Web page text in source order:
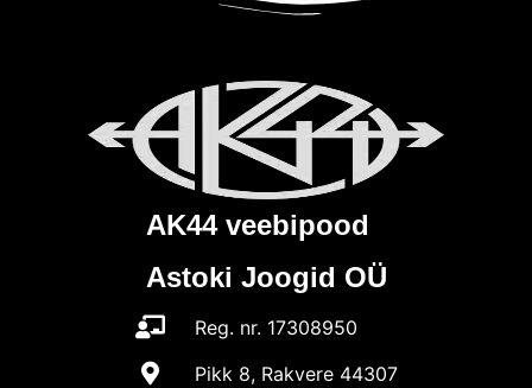
AK44 veebipood
Astoki Joogid OÜ
Reg. nr. 17308950
Pikk 8, Rakvere 44307